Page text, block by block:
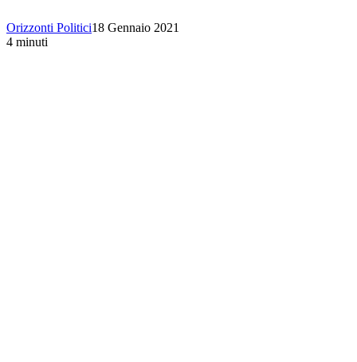
Orizzonti Politici18 Gennaio 2021
4 minuti